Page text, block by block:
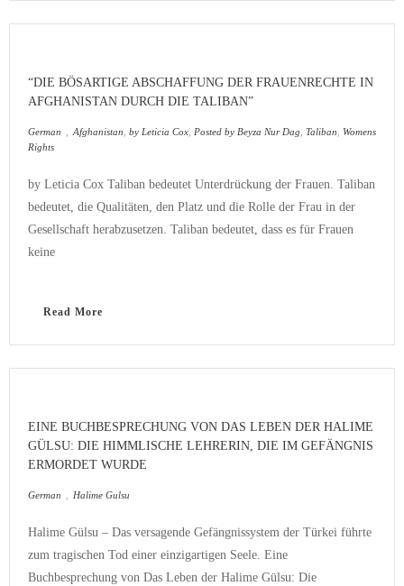
“DIE BÖSARTIGE ABSCHAFFUNG DER FRAUENRECHTE IN
AFGHANISTAN DURCH DIE TALIBAN”
German Afghanistan by Leticia Cox Posted by Beyza Nur Dag Taliban
Womens
Rights
by Leticia Cox Taliban bedeutet Unterdrückung der Frauen. Taliban
bedeutet, die Qualitäten, den Platz und die Rolle der Frau in der
Gesellschaft herabzusetzen. Taliban bedeutet, dass es für Frauen
keine
Read More
EINE BUCHBESPRECHUNG VON DAS LEBEN DER HALIME
GÜLSU: DIE HIMMLISCHE LEHRERIN, DIE IM GEFÄNGNIS
ERMORDET WURDE
German Halime Gulsu
Halime Gülsu – Das versagende Gefängnissystem der Türkei führte
zum tragischen Tod einer einzigartigen Seele. Eine
Buchbesprechung von Das Leben der Halime Gülsu: Die